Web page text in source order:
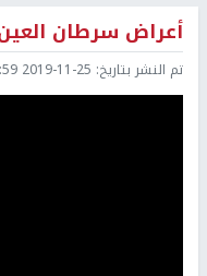
أعراض سرطان
تم النشر بتاريخ: 2019-11-25 22:59